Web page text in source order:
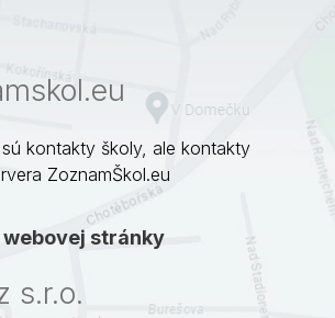
kontakty školy, ale kontakty
ZoznamŠkol.eu
stránky
s.r.o.